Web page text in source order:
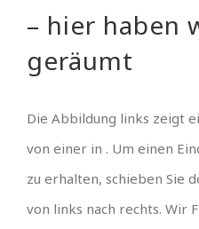
– hier haben
geräumt
Die Abbildung links zeigt
von einer in . Um einen
zu erhalten, schieben Sie
von links nach rechts. Wir